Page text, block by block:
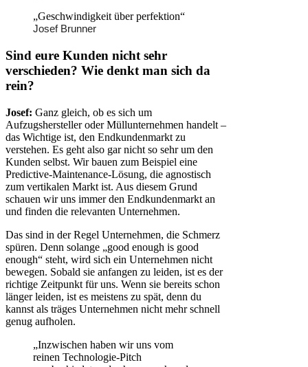
„Geschwindigkeit über perfektion“
Josef Brunner
Sind eure Kunden nicht sehr
verschieden? Wie denkt man sich da
rein?
Josef: Ganz gleich, ob es sich um
Aufzugshersteller oder Müllunternehmen handelt –
das Wichtige ist, den Endkundenmarkt zu
verstehen. Es geht also gar nicht so sehr um den
Kunden selbst. Wir bauen zum Beispiel eine
Predictive-Maintenance-Lösung, die agnostisch
zum vertikalen Markt ist. Aus diesem Grund
schauen wir uns immer den Endkundenmarkt an
und finden die relevanten Unternehmen.
Das sind in der Regel Unternehmen, die Schmerz
spüren. Denn solange „good enough is good
enough“ steht, wird sich ein Unternehmen nicht
bewegen. Sobald sie anfangen zu leiden, ist es der
richtige Zeitpunkt für uns. Wenn sie bereits schon
länger leiden, ist es meistens zu spät, denn du
kannst als träges Unternehmen nicht mehr schnell
genug aufholen.
„Inzwischen haben wir uns vom
reinen Technologie-Pitch